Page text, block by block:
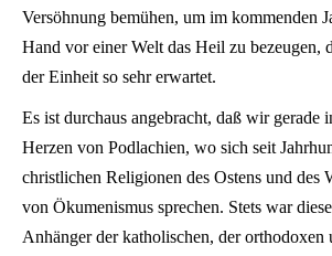
Versöhnung bemühen, um im kommenden
Hand vor einer Welt das Heil zu bezeugen,
der Einheit so sehr erwartet.
Es ist durchaus angebracht, daß wir gerade
Herzen von Podlachien, wo sich seit
christlichen Religionen des Ostens und des
von Ökumenismus sprechen. Stets war
Anhänger der katholischen, der orthodoxen